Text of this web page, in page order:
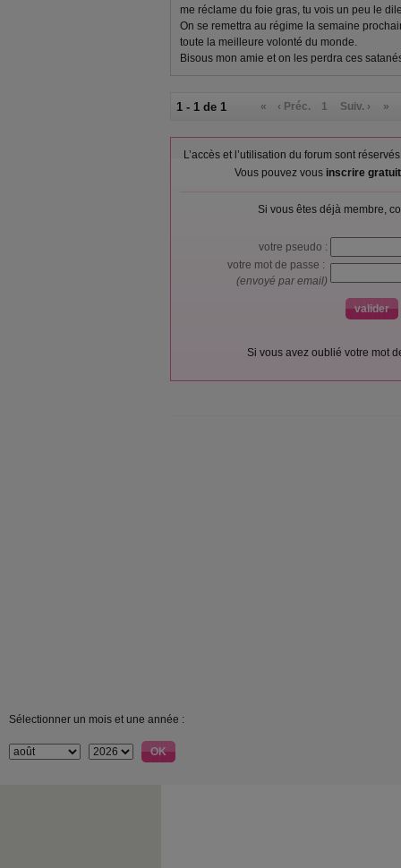
me réclame du foie gras, tu vois un peu le
On se remettra au régime la semaine
toute la meilleure volonté du monde.
Bisous mon amie et on les perdra ces
1 - 1 de 1 « ‹ Préc. 1 Suiv. › »
L’accès et l’utilisation du forum sont
Vous pouvez vous inscrire
Si vous êtes déjà membre,
votre pseudo :
votre mot de passe :
(envoyé par email)
Si vous avez oublié votre mot
Sélectionner un mois et une année :